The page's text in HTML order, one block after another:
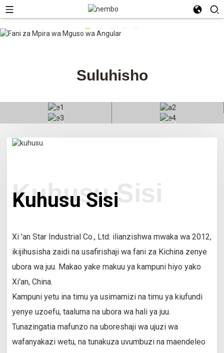
Suluhisho
Mashine za kilimo Vipuri vya magari
Kuhusu Sisi
Kuhusu Sisi
Xi 'an Star Industrial Co., Ltd. ilianzishwa mwaka wa 2012,
ikijihusisha zaidi na usafirishaji wa fani za Kichina zenye
ubora wa juu. Makao yake makuu ya kampuni hiyo yako
Xi'an, China.
Kampuni yetu ina timu ya usimamizi na timu ya kiufundi
yenye uzoefu, taaluma na ubora wa hali ya juu.
Tunazingatia mafunzo na uboreshaji wa ujuzi wa
wafanyakazi wetu, na tunakuza uvumbuzi na maendeleo